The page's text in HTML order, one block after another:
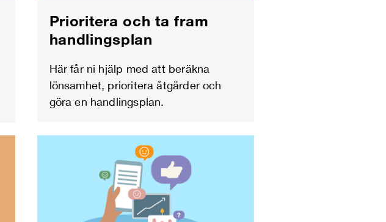
Prioritera och ta fram
handlingsplan
Här får ni hjälp med att beräkna
lönsamhet, prioritera åtgärder och
göra en handlingsplan.